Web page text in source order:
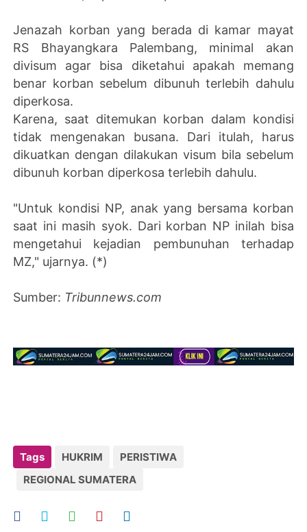
Jenazah korban yang berada di kamar mayat
RS Bhayangkara Palembang, minimal akan
divisum agar bisa diketahui apakah memang
benar korban sebelum dibunuh terlebih dahulu
diperkosa.
Karena, saat ditemukan korban dalam kondisi
tidak mengenakan busana. Dari itulah, harus
dikuatkan dengan dilakukan visum bila sebelum
dibunuh korban diperkosa terlebih dahulu.
"Untuk kondisi NP, anak yang bersama korban
saat ini masih syok. Dari korban NP inilah bisa
mengetahui kejadian pembunuhan terhadap
MZ," ujarnya. (*)
Sumber: Tribunnews.com
Tags HUKRIM
PERISTIWA
REGIONAL SUMATERA